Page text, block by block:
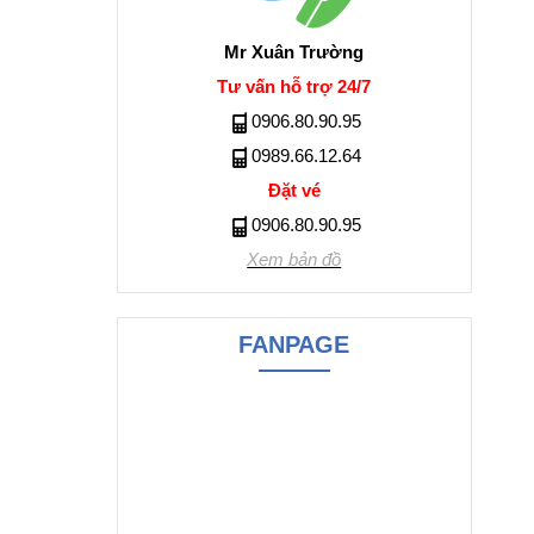
Mr Xuân Trường
Tư vấn hỗ trợ 24/7
0906.80.90.95
​​​​​​​0989.66.12.64
Đặt vé
​​​​​​​​​​​​​​​​​​​​​0906.80.90.95
Xem bản đồ
FANPAGE